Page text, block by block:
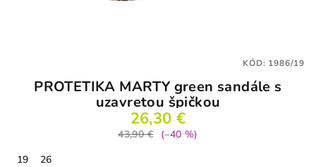
PROTETIKA MARTY green sandále s
uzavretou špičkou
26,30 €
43,90 €
(–40 %)
19
26
KÓD: 1986/19